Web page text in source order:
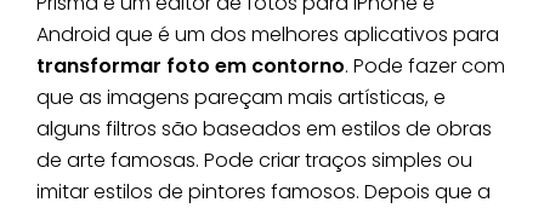
Android que é um dos melhores aplicativos para
transformar foto em contorno. Pode fazer com
que as imagens pareçam mais artísticas, e
alguns filtros são baseados em estilos de obras
de arte famosas. Pode criar traços simples ou
imitar estilos de pintores famosos. Depois que a